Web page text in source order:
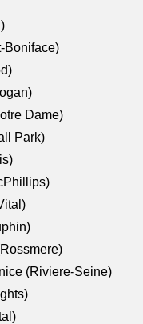
Boniface)
Dame)
Park)
(Riviere-Seine)